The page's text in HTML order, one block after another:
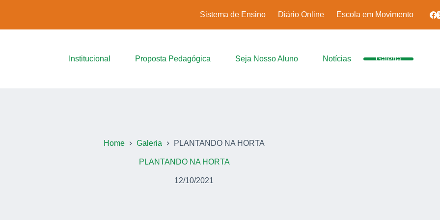
Sistema de Ensino Diário Online Escola em Movimento
Institucional Proposta Pedagógica Seja Nosso Aluno Notícias Galeria
Home Galeria PLANTANDO NA HORTA
PLANTANDO NA HORTA
12/10/2021